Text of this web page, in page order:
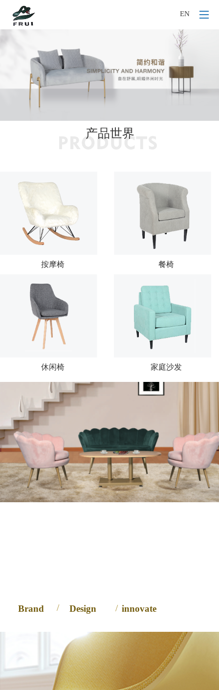
EN
产品世界
按摩椅 餐椅
休闲椅 家庭沙发
Brand / Design / innovate